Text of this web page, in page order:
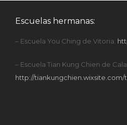
Escuelas hermanas:
– Escuela You Ching de Vitoria:
– Escuela Tian Kung Chien de
http://tiankungchien.wixsite.com/